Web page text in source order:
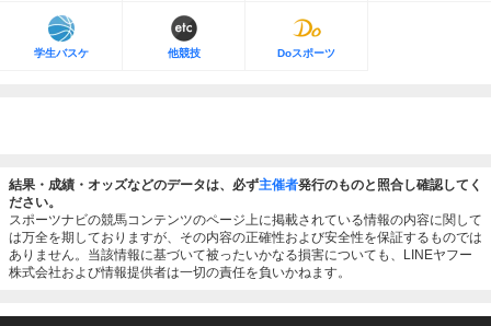
学生バスケ 他競技 Doスポーツ
結果・成績・オッズなどのデータは、必ず主催者発行のものと照合し確認してく
ださい。
スポーツナビの競馬コンテンツのページ上に掲載されている情報の内容に関して
は万全を期しておりますが、その内容の正確性および安全性を保証するものでは
ありません。当該情報に基づいて被ったいかなる損害についても、LINEヤフー
株式会社および情報提供者は一切の責任を負いかねます。